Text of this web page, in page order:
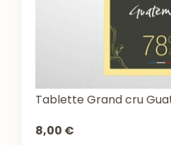
Tablette Grand cru
8,00 €